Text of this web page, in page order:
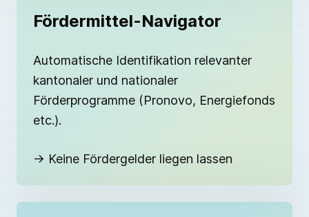
Fördermittel-Navigator
Automatische Identifikation relevanter
kantonaler und nationaler
Förderprogramme (Pronovo, Energiefonds
etc.).
→ Keine Fördergelder liegen lassen